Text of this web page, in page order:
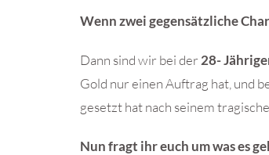
Wenn zwei gegensätzliche
Dann sind wir bei der 28-
Gold nur einen Auftrag hat, und
gesetzt hat nach seinem
Nun fragt ihr euch um was es